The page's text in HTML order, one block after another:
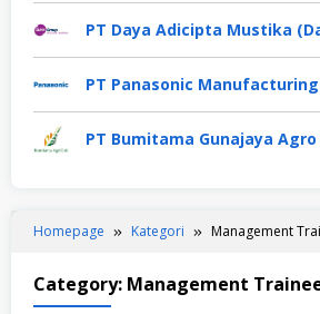
PT Daya Adicipta Mustika
PT Panasonic
PT Bumitama Gunajaya Agro
Homepage Kategori Management
Category: Management